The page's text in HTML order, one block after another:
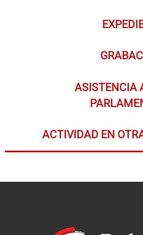
ASISTENCIA
ACTIVIDAD EN